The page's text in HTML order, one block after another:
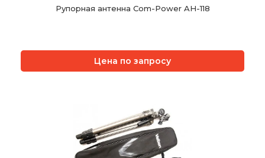
Рупорная антенна Com-Power AH-118
Цена по запросу